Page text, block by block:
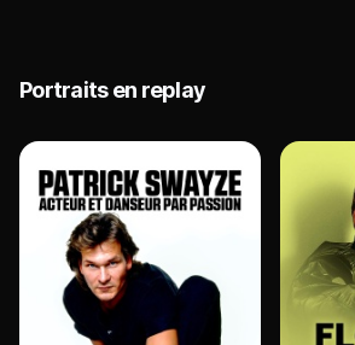
Portraits en replay